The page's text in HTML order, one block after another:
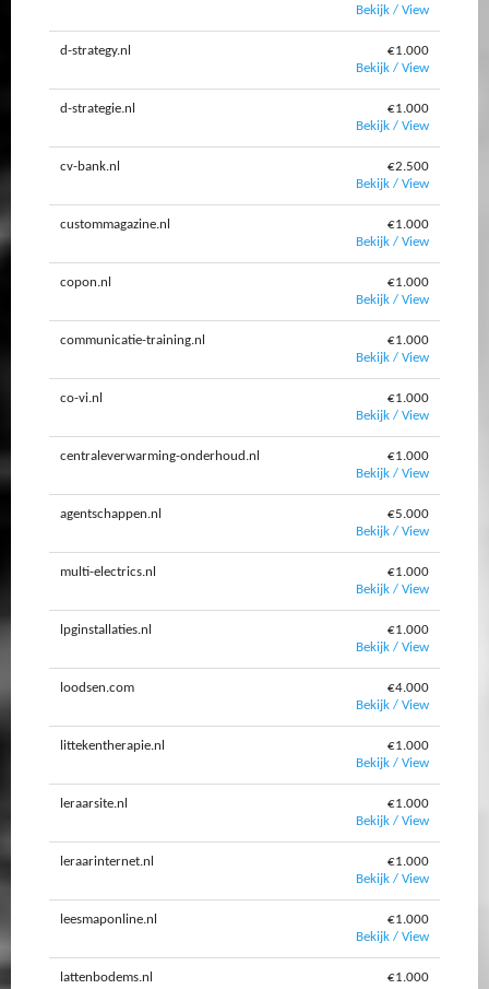
Bekijk / View
d-strategy.nl
€1.000
Bekijk / View
d-strategie.nl
€1.000
Bekijk / View
cv-bank.nl
€2.500
Bekijk / View
custommagazine.nl
€1.000
Bekijk / View
copon.nl
€1.000
Bekijk / View
communicatie-training.nl
€1.000
Bekijk / View
co-vi.nl
€1.000
Bekijk / View
centraleverwarming-onderhoud.nl
€1.000
Bekijk / View
agentschappen.nl
€5.000
Bekijk / View
multi-electrics.nl
€1.000
Bekijk / View
lpginstallaties.nl
€1.000
Bekijk / View
loodsen.com
€4.000
Bekijk / View
littekentherapie.nl
€1.000
Bekijk / View
leraarsite.nl
€1.000
Bekijk / View
leraarinternet.nl
€1.000
Bekijk / View
leesmaponline.nl
€1.000
Bekijk / View
lattenbodems.nl
€1.000